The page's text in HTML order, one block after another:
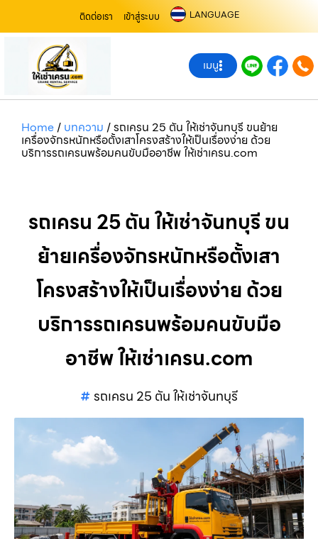
ติดต่อเรา เข้าสู่ระบบ LANGUAGE
เมนู
Home/ บทความ /รถเครน 25 ตัน ให้เช่าจันทบุรี ขนย้าย
เครื่องจักรหนักหรือตั้งเสาโครงสร้างให้เป็นเรื่องง่าย ด้วย
บริการรถเครนพร้อมคนขับมืออาชีพ ให้เช่าเครน.com
รถเครน 25 ตัน ให้เช่าจันทบุรี ขน
ย้ายเครื่องจักรหนักหรือตั้งเสา
โครงสร้างให้เป็นเรื่องง่าย ด้วย
บริการรถเครนพร้อมคนขับมือ
อาชีพ ให้เช่าเครน.com
รถเครน 25 ตัน ให้เช่าจันทบุรี